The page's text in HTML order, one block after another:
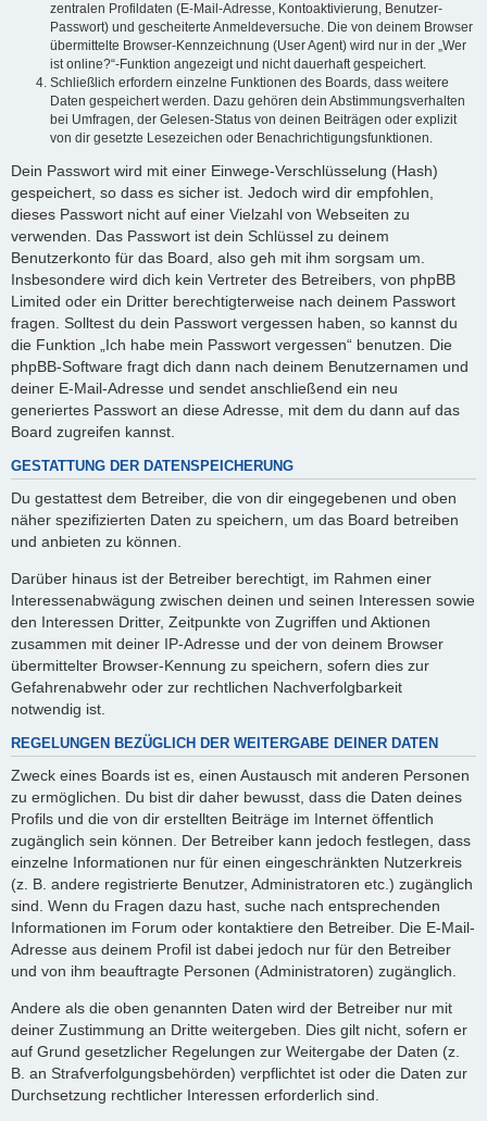
zentralen Profildaten (E-Mail-Adresse, Kontoaktivierung, Benutzer-
Passwort) und gescheiterte Anmeldeversuche. Die von deinem Browser
übermittelte Browser-Kennzeichnung (User Agent) wird nur in der „Wer
ist online?“-Funktion angezeigt und nicht dauerhaft gespeichert.
Schließlich erfordern einzelne Funktionen des Boards, dass weitere
Daten gespeichert werden. Dazu gehören dein Abstimmungsverhalten
bei Umfragen, der Gelesen-Status von deinen Beiträgen oder explizit
von dir gesetzte Lesezeichen oder Benachrichtigungsfunktionen.
Dein Passwort wird mit einer Einwege-Verschlüsselung (Hash)
gespeichert, so dass es sicher ist. Jedoch wird dir empfohlen,
dieses Passwort nicht auf einer Vielzahl von Webseiten zu
verwenden. Das Passwort ist dein Schlüssel zu deinem
Benutzerkonto für das Board, also geh mit ihm sorgsam um.
Insbesondere wird dich kein Vertreter des Betreibers, von phpBB
Limited oder ein Dritter berechtigterweise nach deinem Passwort
fragen. Solltest du dein Passwort vergessen haben, so kannst du
die Funktion „Ich habe mein Passwort vergessen“ benutzen. Die
phpBB-Software fragt dich dann nach deinem Benutzernamen und
deiner E-Mail-Adresse und sendet anschließend ein neu
generiertes Passwort an diese Adresse, mit dem du dann auf das
Board zugreifen kannst.
GESTATTUNG DER DATENSPEICHERUNG
Du gestattest dem Betreiber, die von dir eingegebenen und oben
näher spezifizierten Daten zu speichern, um das Board betreiben
und anbieten zu können.
Darüber hinaus ist der Betreiber berechtigt, im Rahmen einer
Interessenabwägung zwischen deinen und seinen Interessen sowie
den Interessen Dritter, Zeitpunkte von Zugriffen und Aktionen
zusammen mit deiner IP-Adresse und der von deinem Browser
übermittelter Browser-Kennung zu speichern, sofern dies zur
Gefahrenabwehr oder zur rechtlichen Nachverfolgbarkeit
notwendig ist.
REGELUNGEN BEZÜGLICH DER WEITERGABE DEINER DATEN
Zweck eines Boards ist es, einen Austausch mit anderen Personen
zu ermöglichen. Du bist dir daher bewusst, dass die Daten deines
Profils und die von dir erstellten Beiträge im Internet öffentlich
zugänglich sein können. Der Betreiber kann jedoch festlegen, dass
einzelne Informationen nur für einen eingeschränkten Nutzerkreis
(z. B. andere registrierte Benutzer, Administratoren etc.) zugänglich
sind. Wenn du Fragen dazu hast, suche nach entsprechenden
Informationen im Forum oder kontaktiere den Betreiber. Die E-Mail-
Adresse aus deinem Profil ist dabei jedoch nur für den Betreiber
und von ihm beauftragte Personen (Administratoren) zugänglich.
Andere als die oben genannten Daten wird der Betreiber nur mit
deiner Zustimmung an Dritte weitergeben. Dies gilt nicht, sofern er
auf Grund gesetzlicher Regelungen zur Weitergabe der Daten (z.
B. an Strafverfolgungsbehörden) verpflichtet ist oder die Daten zur
Durchsetzung rechtlicher Interessen erforderlich sind.